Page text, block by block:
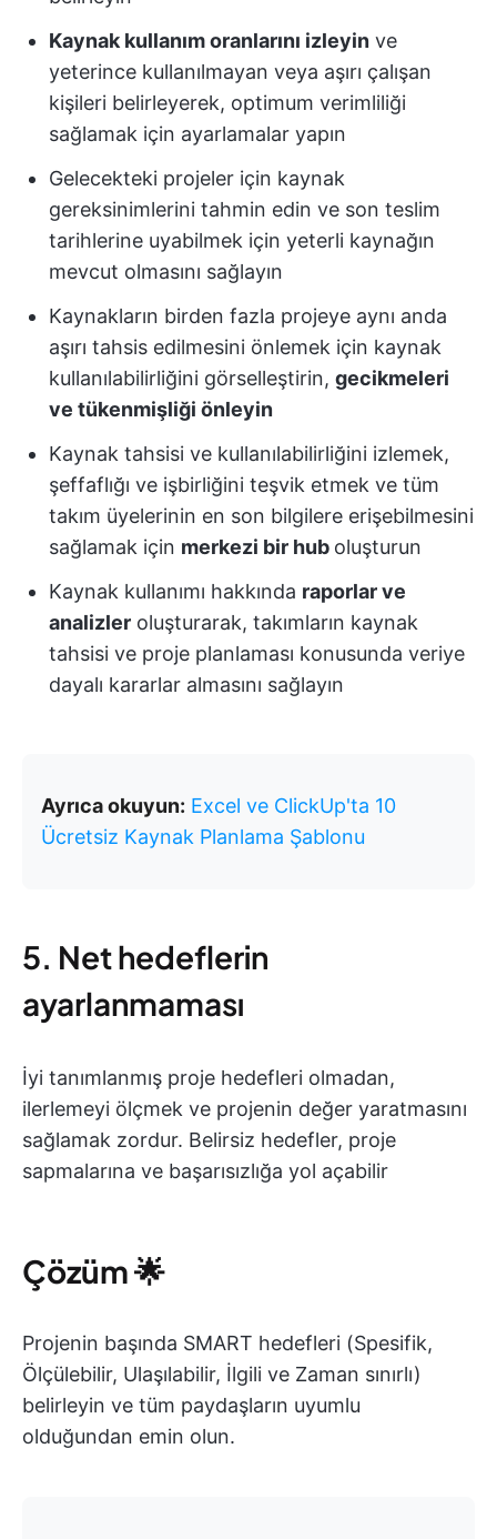
Kaynak kullanım oranlarını izleyin ve
yeterince kullanılmayan veya aşırı çalışan
kişileri belirleyerek, optimum verimliliği
sağlamak için ayarlamalar yapın
Gelecekteki projeler için kaynak
gereksinimlerini tahmin edin ve son teslim
tarihlerine uyabilmek için yeterli kaynağın
mevcut olmasını sağlayın
Kaynakların birden fazla projeye aynı anda
aşırı tahsis edilmesini önlemek için kaynak
kullanılabilirliğini görselleştirin, gecikmeleri
ve tükenmişliği önleyin
Kaynak tahsisi ve kullanılabilirliğini izlemek,
şeffaflığı ve işbirliğini teşvik etmek ve tüm
takım üyelerinin en son bilgilere erişebilmesini
sağlamak için merkezi bir hub oluşturun
Kaynak kullanımı hakkında raporlar ve
analizler oluşturarak, takımların kaynak
tahsisi ve proje planlaması konusunda veriye
dayalı kararlar almasını sağlayın
Ayrıca okuyun: Excel ve ClickUp'ta 10
Ücretsiz Kaynak Planlama Şablonu
5. Net hedeflerin
ayarlanmaması
İyi tanımlanmış proje hedefleri olmadan,
ilerlemeyi ölçmek ve projenin değer yaratmasını
sağlamak zordur. Belirsiz hedefler, proje
sapmalarına ve başarısızlığa yol açabilir
Çözüm🌟
Projenin başında SMART hedefleri (Spesifik,
Ölçülebilir, Ulaşılabilir, İlgili ve Zaman sınırlı)
belirleyin ve tüm paydaşların uyumlu
olduğundan emin olun.